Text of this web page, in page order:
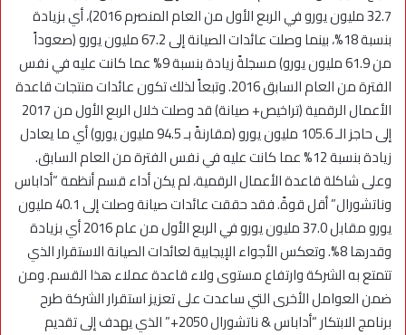
32.7 مليون يورو في الربع الأول من العام المنصرم 2016)، أي بزيادة
بنسبة 18%، بينما وصلت عائدات الصيانة إلى 67.2 مليون يورو (صعوداً
من 61.9 مليون يورو) مسجلةً زيادة بنسبة 9% عما كانت عليه في نفس
الفترة من العام السابق 2016. وتبعاً لذلك تكون عائدات منتجات قاعدة
الأعمال الرقمية (تراخيص+ صيانة) قد وصلت خلال الربع الأول من 2017
إلى حاجز الـ 105.6 مليون يورو (مقارنةً بـ 94.5 مليون يورو) أي ما يعادل
زيادة بنسبة 12% عما كانت عليه في نفس الفترة من العام السابق.
وعلى شاكلة قاعدة الأعمال الرقمية، لم يكن أداء قسم أنظمة “أداباس
وناتشورال” أقل قوةً. فقد حققت عائدات صيانة وصلت إلى 40.1 مليون
يورو مقابل 37.0 مليون يورو في الربع الأول من عام 2016 أي بزيادة
وقدرها 8%. وتعكس الأجواء الإيجابية لعائدات الصيانة الاستقرار الذي
تتمتع به الشركة وارتفاع مستوى ولاء قاعدة عملاء هذا القسم. ومن
ضمن العوامل الأخرى التي ساعدت على تعزيز استقرار الشركة طرح
برنامج الابتكار “أداباس & ناتشورال 2050+” الذي يهدف إلى تقديم